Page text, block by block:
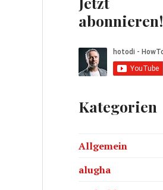
abonnieren!
Kategorien
Allgemein
alugha